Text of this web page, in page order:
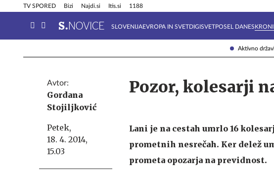
Aktivno
TV SPORED Bizi Najdi.si Itis.si 1188
SLOVENIJAEVROPA IN SVETDIGISVETPOSEL DANES
Info in obvestila Tehnik
Avtor:
Gordana
Stojiljković
Petek,
18. 4. 2014,
15.03
Pozor, kolesarji
Lani je na cestah umrlo 16
prometnih nesrečah. Ker delež
prometa opozarja na previdnost.